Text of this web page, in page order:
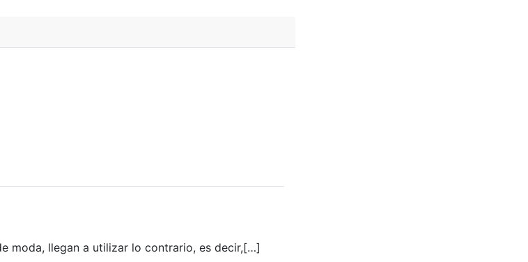
moda, llegan a utilizar lo contrario, es decir,[…]